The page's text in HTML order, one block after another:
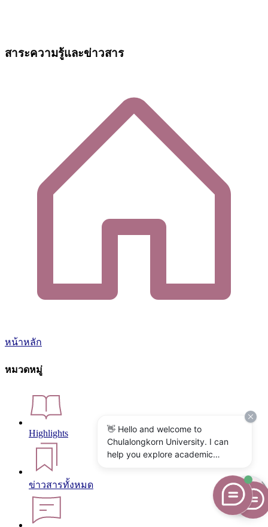
สาระความรู้และข่าวสาร
หน้าหลัก
หมวดหมู่
Highlights
ข่าวสารทั้งหมด
👋 Hello and welcome to
Chulalongkorn University. I can
help you explore academic